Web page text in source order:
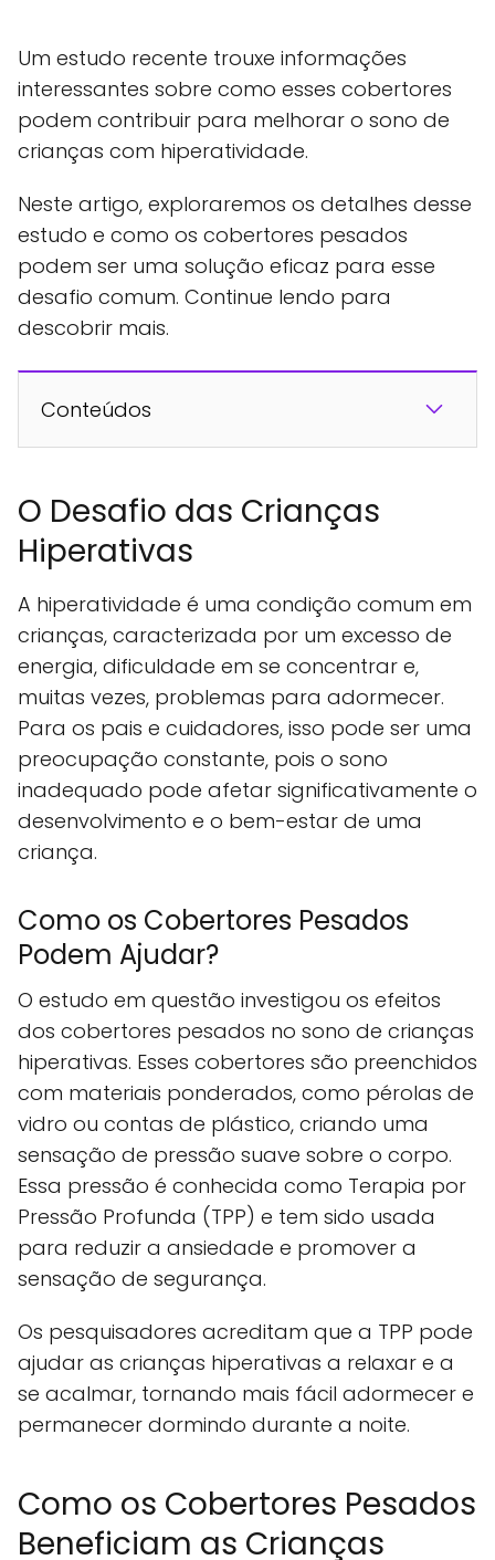
Um estudo recente trouxe informações
interessantes sobre como esses cobertores
podem contribuir para melhorar o sono de
crianças com hiperatividade.
Neste artigo, exploraremos os detalhes desse
estudo e como os cobertores pesados
podem ser uma solução eficaz para esse
desafio comum. Continue lendo para
descobrir mais.
Conteúdos
O Desafio das Crianças
Hiperativas
A hiperatividade é uma condição comum em
crianças, caracterizada por um excesso de
energia, dificuldade em se concentrar e,
muitas vezes, problemas para adormecer.
Para os pais e cuidadores, isso pode ser uma
preocupação constante, pois o sono
inadequado pode afetar significativamente o
desenvolvimento e o bem-estar de uma
criança.
Como os Cobertores Pesados
Podem Ajudar?
O estudo em questão investigou os efeitos
dos cobertores pesados no sono de crianças
hiperativas. Esses cobertores são preenchidos
com materiais ponderados, como pérolas de
vidro ou contas de plástico, criando uma
sensação de pressão suave sobre o corpo.
Essa pressão é conhecida como Terapia por
Pressão Profunda (TPP) e tem sido usada
para reduzir a ansiedade e promover a
sensação de segurança.
Os pesquisadores acreditam que a TPP pode
ajudar as crianças hiperativas a relaxar e a
se acalmar, tornando mais fácil adormecer e
permanecer dormindo durante a noite.
Como os Cobertores Pesados
Beneficiam as Crianças